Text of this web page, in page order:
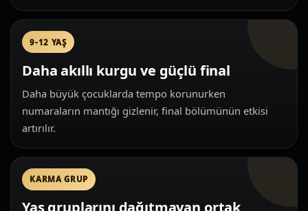
9-12 YAŞ
Daha akıllı kurgu ve güçlü final
Daha büyük çocuklarda tempo korunurken
numaraların mantığı gizlenir, final bölümünün etkisi
artırılır.
KARMA GRUP